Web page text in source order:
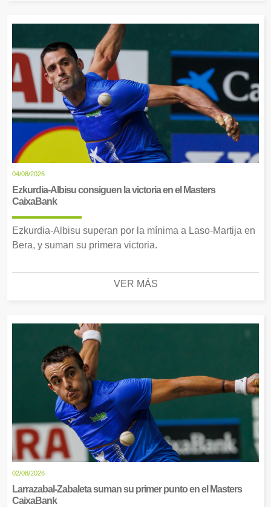
04/08/2026
Ezkurdia-Albisu consiguen la victoria en el Masters
CaixaBank
Ezkurdia-Albisu superan por la mínima a Laso-Martija en
Bera, y suman su primera victoria.
VER MÁS
02/08/2026
Larrazabal-Zabaleta suman su primer punto en el Masters
CaixaBank